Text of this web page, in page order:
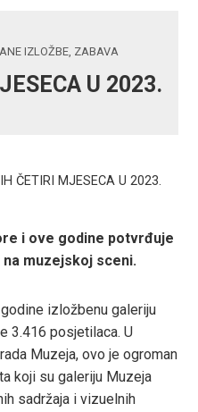
IZLOŽBE, ZABAVA
U 2023.
ČETIRI MJESECA U 2023.
i ove godine potvrđuje
muzejskoj sceni.
izložbenu galeriju
3.416 posjetilaca. U
Muzeja, ovo je ogroman
koji su galeriju Muzeja
sadržaja i vizuelnih